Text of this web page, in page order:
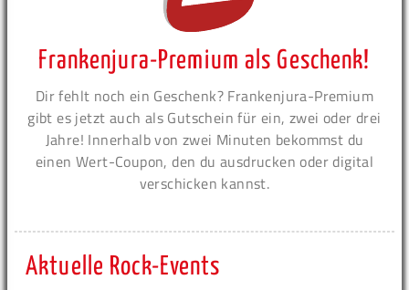
Frankenjura-Premium als Geschenk!
Dir fehlt noch ein Geschenk? Frankenjura-Premium
gibt es jetzt auch als Gutschein für ein, zwei oder drei
Jahre! Innerhalb von zwei Minuten bekommst du
einen Wert-Coupon, den du ausdrucken oder digital
verschicken kannst.
Aktuelle Rock-Events